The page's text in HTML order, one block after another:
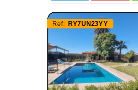
Ref: RY7UN23YY